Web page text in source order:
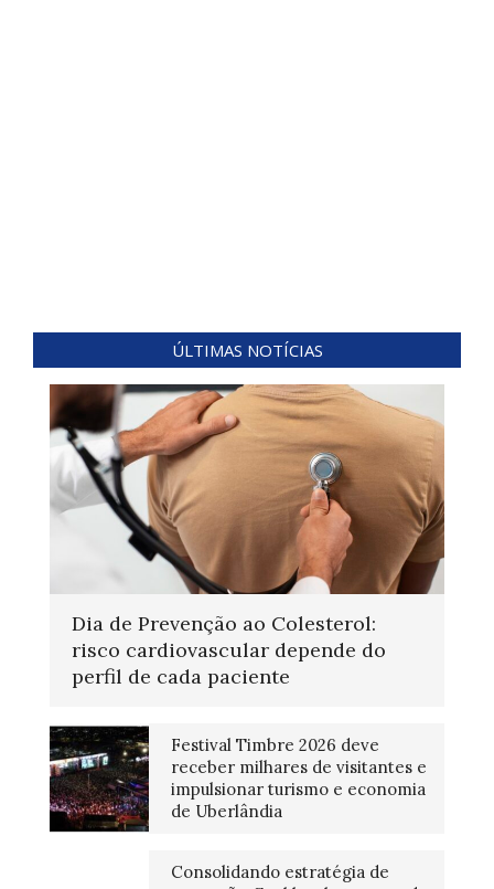
ÚLTIMAS NOTÍCIAS
Dia de Prevenção ao Colesterol:
risco cardiovascular depende do
perfil de cada paciente
Festival Timbre 2026 deve
receber milhares de visitantes e
impulsionar turismo e economia
de Uberlândia
Consolidando estratégia de